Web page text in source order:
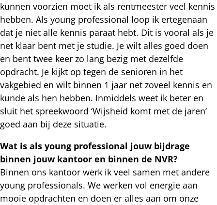
kunnen voorzien moet ik als rentmeester veel kennis
hebben. Als young professional loop ik ertegenaan
dat je niet alle kennis paraat hebt. Dit is vooral als je
net klaar bent met je studie. Je wilt alles goed doen
en bent twee keer zo lang bezig met dezelfde
opdracht. Je kijkt op tegen de senioren in het
vakgebied en wilt binnen 1 jaar net zoveel kennis en
kunde als hen hebben. Inmiddels weet ik beter en
sluit het spreekwoord ‘Wijsheid komt met de jaren’
goed aan bij deze situatie.
Wat is als young professional jouw bijdrage
binnen jouw kantoor en binnen de NVR?
Binnen ons kantoor werk ik veel samen met andere
young professionals. We werken vol energie aan
mooie opdrachten en doen er alles aan om onze